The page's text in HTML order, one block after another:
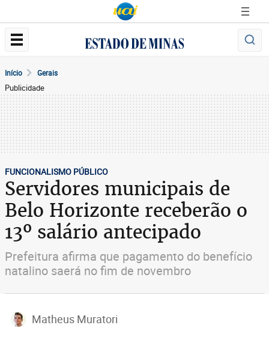
Início Gerais
Publicidade
FUNCIONALISMO PÚBLICO
Servidores municipais de
Belo Horizonte receberão o
13º salário antecipado
Prefeitura afirma que pagamento do benefício
natalino saerá no fim de novembro
Matheus Muratori